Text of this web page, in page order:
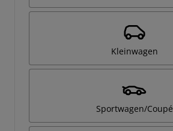
Kleinwagen
Sportwagen/Coupé